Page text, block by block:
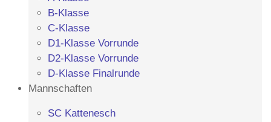
B-Klasse
C-Klasse
D1-Klasse Vorrunde
D2-Klasse Vorrunde
D-Klasse Finalrunde
Mannschaften
SC Kattenesch